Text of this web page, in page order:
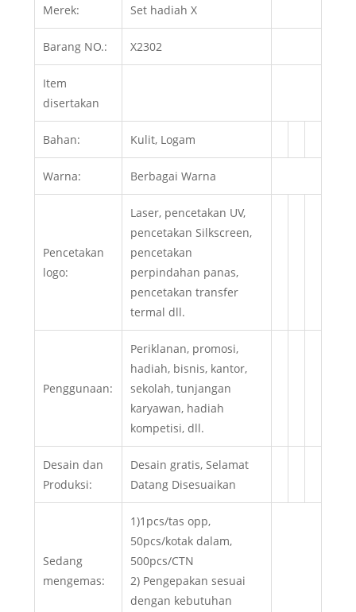
Merek: Set hadiah X
Barang NO.: X2302
Item
disertakan
Bahan: Kulit, Logam
Warna: Berbagai Warna
Pencetakan
logo:
Laser, pencetakan UV,
pencetakan Silkscreen,
pencetakan
perpindahan panas,
pencetakan transfer
termal dll.
Penggunaan:
Periklanan, promosi,
hadiah, bisnis, kantor,
sekolah, tunjangan
karyawan, hadiah
kompetisi, dll.
Desain dan
Produksi:
Desain gratis, Selamat
Datang Disesuaikan
Sedang
mengemas:
1)1pcs/tas opp,
50pcs/kotak dalam,
500pcs/CTN
2) Pengepakan sesuai
dengan kebutuhan